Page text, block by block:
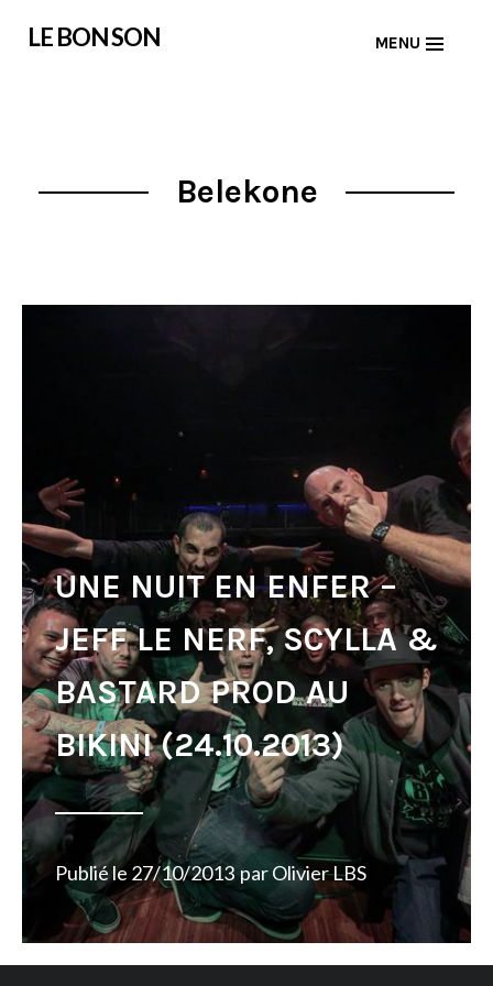
LE BON SON MENU
Belekone
UNE NUIT EN ENFER –
JEFF LE NERF, SCYLLA &
BASTARD PROD AU
BIKINI (24.10.2013)
Publié le 27/10/2013 parOlivier LBS